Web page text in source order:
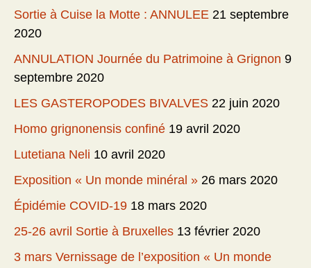
Sortie à Cuise la Motte : ANNULEE 21 septembre
2020
ANNULATION Journée du Patrimoine à Grignon 9
septembre 2020
LES GASTEROPODES BIVALVES 22 juin 2020
Homo grignonensis confiné 19 avril 2020
Lutetiana Neli 10 avril 2020
Exposition « Un monde minéral » 26 mars 2020
Épidémie COVID-19 18 mars 2020
25-26 avril Sortie à Bruxelles 13 février 2020
3 mars Vernissage de l’exposition « Un monde